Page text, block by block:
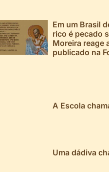
Em um Brasil
rico é pecado
Moreira reage
publicado na
A Escola
Uma dádiva